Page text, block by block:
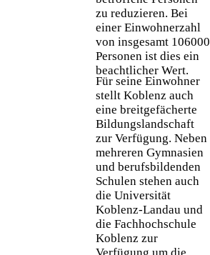
zu reduzieren. Bei
einer Einwohnerzahl
von insgesamt 106000
Personen ist dies ein
beachtlicher Wert.
Für seine Einwohner
stellt Koblenz auch
eine breitgefächerte
Bildungslandschaft
zur Verfügung. Neben
mehreren Gymnasien
und berufsbildenden
Schulen stehen auch
die Universität
Koblenz-Landau und
die Fachhochschule
Koblenz zur